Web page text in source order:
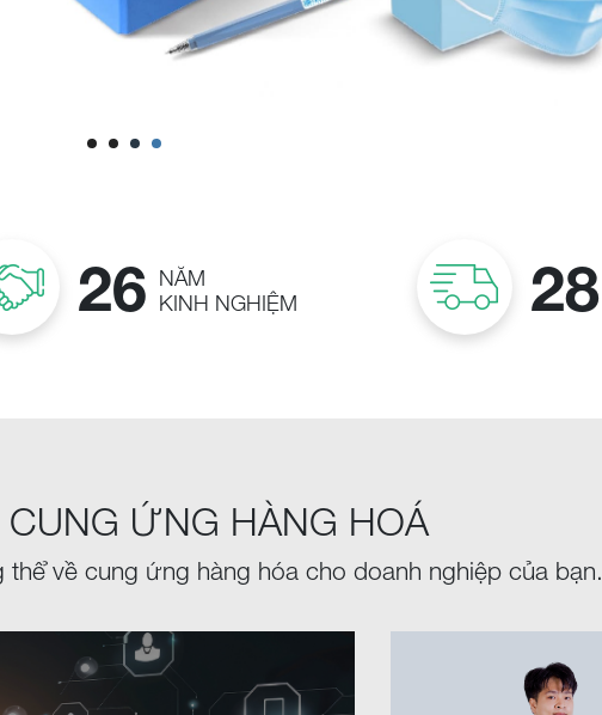
26 NĂM
KINH NGHIỆM
28
CUNG ỨNG HÀNG HOÁ
về cung ứng hàng hóa cho doanh nghiệp của bạn.